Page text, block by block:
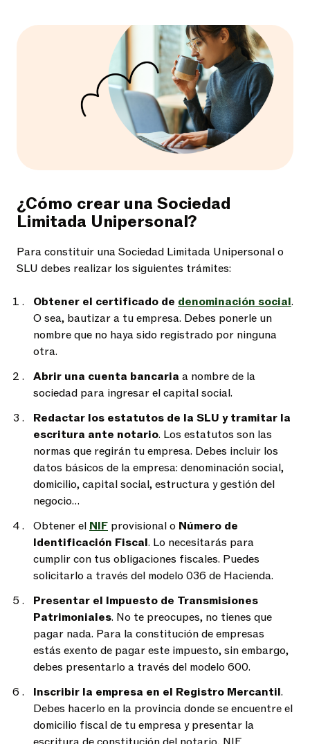
¿Cómo crear una Sociedad
Limitada Unipersonal?
Para constituir una Sociedad Limitada Unipersonal o
SLU debes realizar los siguientes trámites:
Obtener el certificado de denominación social.
O sea, bautizar a tu empresa. Debes ponerle un
nombre que no haya sido registrado por ninguna
otra.
Abrir una cuenta bancaria a nombre de la
sociedad para ingresar el capital social.
Redactar los estatutos de la SLU y tramitar la
escritura ante notario. Los estatutos son las
normas que regirán tu empresa. Debes incluir los
datos básicos de la empresa: denominación social,
domicilio, capital social, estructura y gestión del
negocio…
Obtener el NIF provisional o Número de
Identificación Fiscal. Lo necesitarás para
cumplir con tus obligaciones fiscales. Puedes
solicitarlo a través del modelo 036 de Hacienda.
Presentar el Impuesto de Transmisiones
Patrimoniales. No te preocupes, no tienes que
pagar nada. Para la constitución de empresas
estás exento de pagar este impuesto, sin embargo,
debes presentarlo a través del modelo 600.
Inscribir la empresa en el Registro Mercantil.
Debes hacerlo en la provincia donde se encuentre el
domicilio fiscal de tu empresa y presentar la